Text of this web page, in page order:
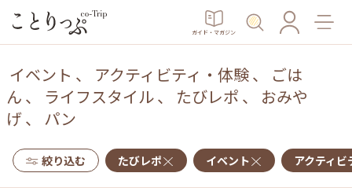
ガイド・マガジン
イベント 、 アクティビティ・体験、
ごは
ん 、 ライフスタイル、 たびレポ 、 おみや
げ 、 パン
絞り込む たびレポ イベント アクティビ